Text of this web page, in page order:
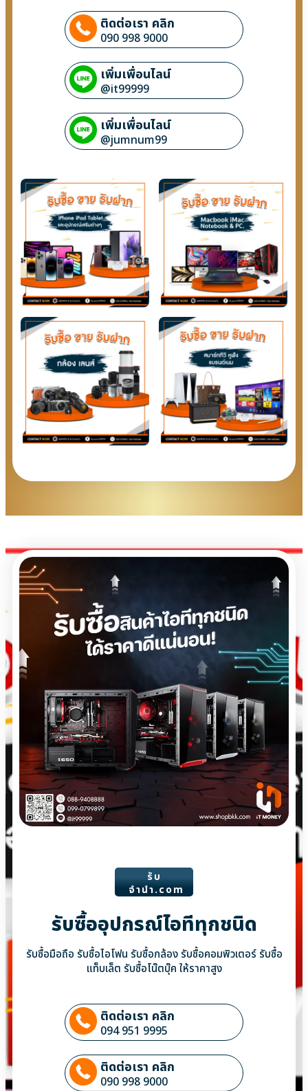
ติดต่อเรา คลิก
090 998 9000
เพิ่มเพื่อนไลน์
@it99999
เพิ่มเพื่อนไลน์
@jumnum99
รับ
จํานํา.com
รับซื้ออุปกรณ์ไอทีทุกชนิด
รับซื้อมือถือ รับซื้อไอโฟน รับซื้อกล้อง รับซื้อคอมพิวเตอร์ รับซื้อ
แท็บเล็ต รับซื้อโน๊ตบุ๊ค ให้ราคาสูง
ติดต่อเรา คลิก
094 951 9995
ติดต่อเรา คลิก
090 998 9000